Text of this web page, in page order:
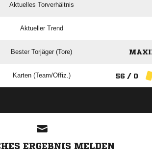
Aktuelles Torverhältnis
Aktueller Trend
Bester Torjäger (Tore)
Karten (Team/Offiz.) 56 / 0
ERGEBNIS MELDEN